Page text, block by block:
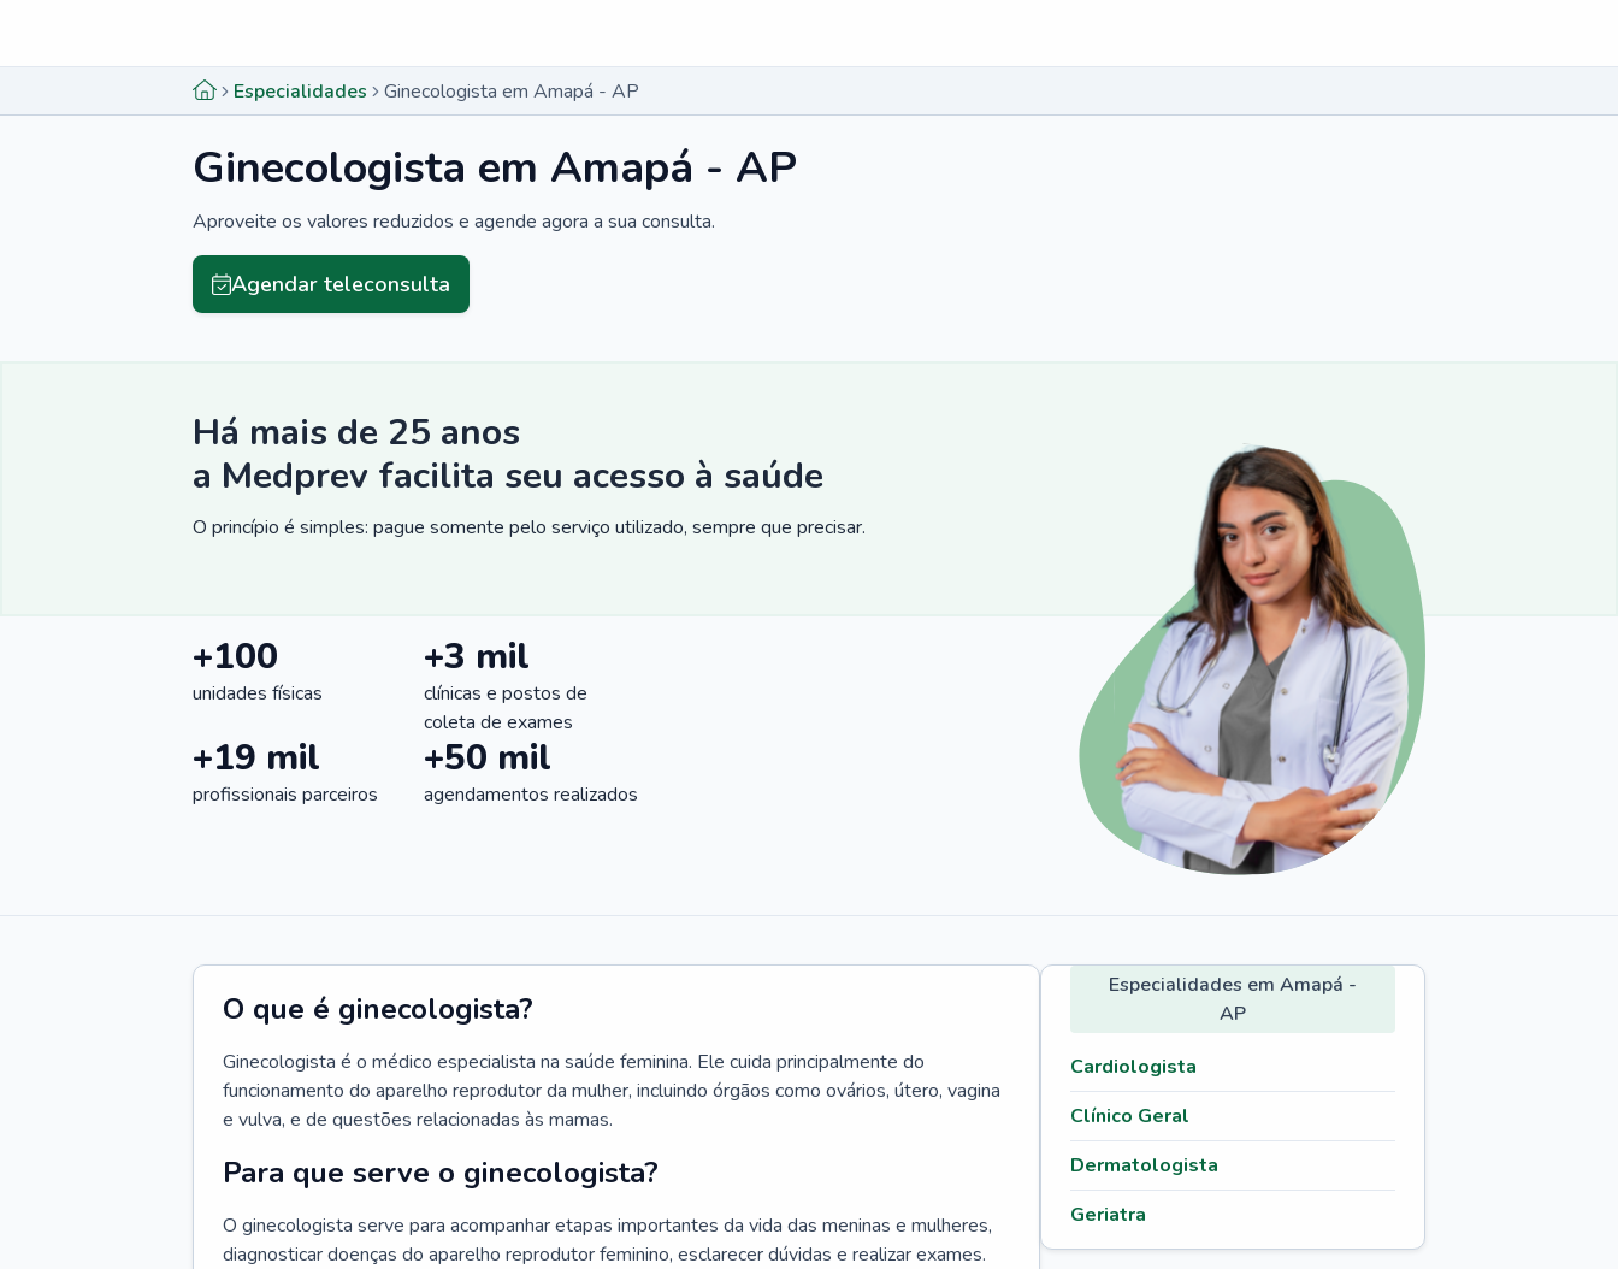
Especialidades Ginecologista em Amapá - AP
Ginecologista em Amapá - AP
Aproveite os valores reduzidos e agende agora a sua consulta.
Agendar teleconsulta
Há mais de 25 anos
a Medprev facilita seu acesso à saúde
O princípio é simples: pague somente pelo serviço utilizado, sempre que precisar.
+100
unidades físicas
+3 mil
clínicas e postos de
coleta de exames
+19 mil
profissionais parceiros
+50 mil
agendamentos realizados
O que é ginecologista?
Ginecologista é o médico especialista na saúde feminina. Ele cuida principalmente do
funcionamento do aparelho reprodutor da mulher, incluindo órgãos como ovários, útero, vagina
e vulva, e de questões relacionadas às mamas.
Para que serve o ginecologista?
O ginecologista serve para acompanhar etapas importantes da vida das meninas e mulheres,
diagnosticar doenças do aparelho reprodutor feminino, esclarecer dúvidas e realizar exames.
Especialidades em Amapá -
AP
Cardiologista
Clínico Geral
Dermatologista
Geriatra